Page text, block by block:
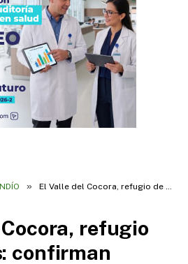
» El Valle del Cocora, refugio de gigantes: confirman avistamiento del imponente Águila Real de Montaña
refugio
confirman